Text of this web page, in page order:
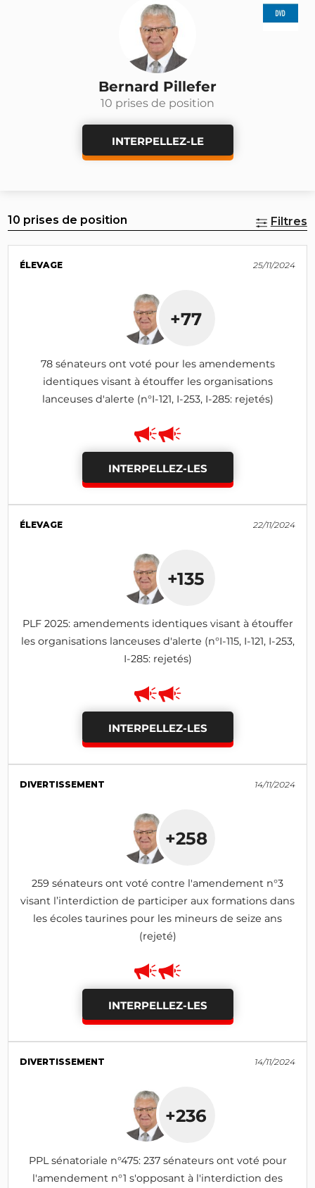
Bernard Pillefer
10 prises de position
INTERPELLEZ-LE
10 prises de position Filtres
ÉLEVAGE 25/11/2024
+77
78 sénateurs ont voté pour les amendements
identiques visant à étouffer les organisations
lanceuses d'alerte (n°I-121, I-253, I-285: rejetés)
INTERPELLEZ-LES
ÉLEVAGE 22/11/2024
+135
PLF 2025: amendements identiques visant à étouffer
les organisations lanceuses d'alerte (n°I-115, I-121, I-253,
I-285: rejetés)
INTERPELLEZ-LES
DIVERTISSEMENT 14/11/2024
+258
259 sénateurs ont voté contre l'amendement n°3
visant l’interdiction de participer aux formations dans
les écoles taurines pour les mineurs de seize ans
(rejeté)
INTERPELLEZ-LES
DIVERTISSEMENT 14/11/2024
+236
PPL sénatoriale n°475: 237 sénateurs ont voté pour
l'amendement n°1 s'opposant à l'interdiction des